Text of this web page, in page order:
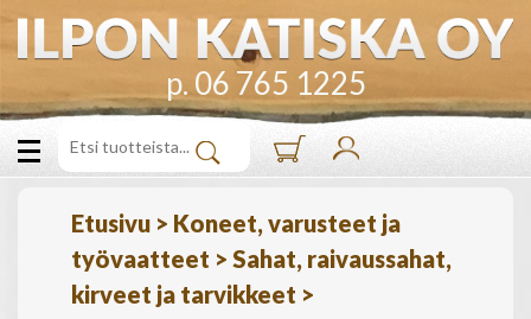
p. 06 765 1225
Etusivu > Koneet, varusteet ja
työvaatteet > Sahat, raivaussahat,
kirveet ja tarvikkeet >